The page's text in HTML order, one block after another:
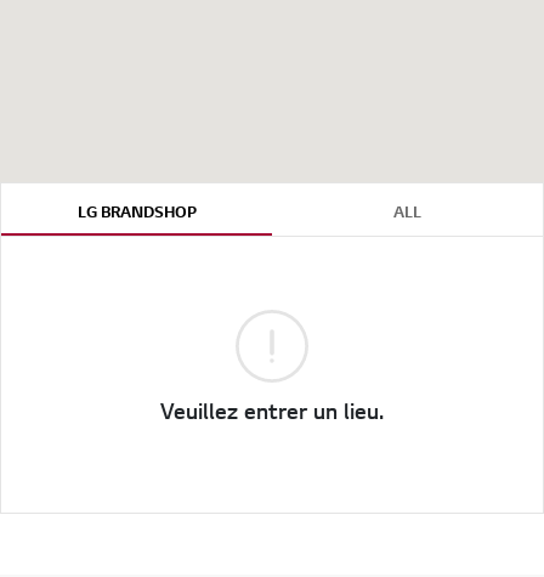
LG BRANDSHOP ALL
Veuillez entrer un lieu.